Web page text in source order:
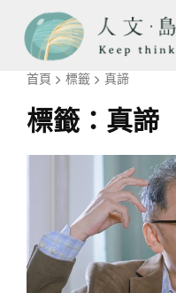
首頁 標籤 真諦
標籤： 真諦